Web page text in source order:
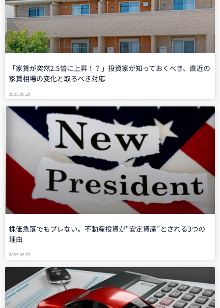
「家賃が突然2.5倍に上昇！？」投資家が知っておくべき、直近の
家賃相場の変化と取るべき対応
2025.06.20
株価急落でもブレない。不動産投資が“安定資産”とされる3つの
理由
2025.05.07